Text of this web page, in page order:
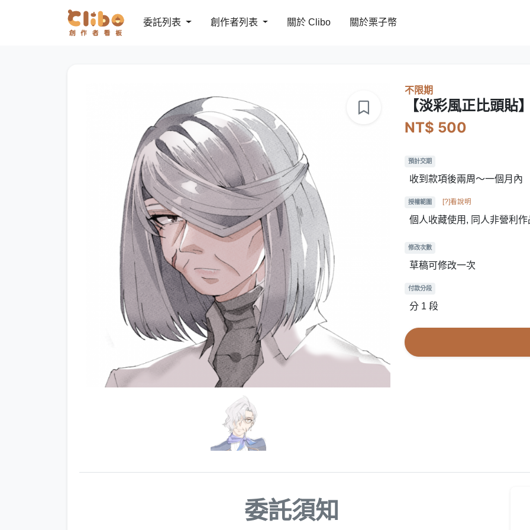
委託列表 創作者列表 關於 Clibo 關於栗子幣
不限期
【淡彩風正比頭貼
NT$ 500
預計交期
收到款項後兩周～一個月內
授權範圍 [?]看說明
個人收藏使用, 同人非營利
修改次數
草稿可修改一次
付款分段
分 1 段
委託須知